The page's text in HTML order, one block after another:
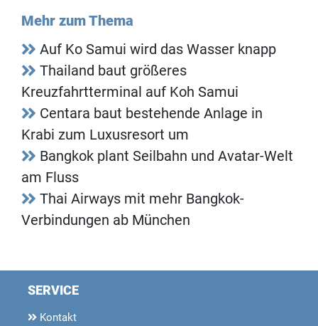
Mehr zum Thema
Auf Ko Samui wird das Wasser knapp
Thailand baut größeres
Kreuzfahrtterminal auf Koh Samui
Centara baut bestehende Anlage in
Krabi zum Luxusresort um
Bangkok plant Seilbahn und Avatar-Welt
am Fluss
Thai Airways mit mehr Bangkok-
Verbindungen ab München
SERVICE
Kontakt